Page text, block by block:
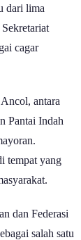
dari lima
cagar
antara
Pantai Indah
tempat yang
dan Federasi
salah satu